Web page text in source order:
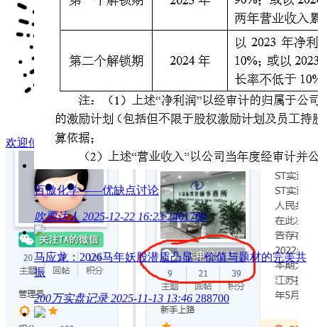
欢迎使用闽发论坛小程序
百傲化学——优缺点讨论
吹票达人 2025-12-22 16:23 2401700
马应龙：2026马年妖股潜质凸显，价值与题材的完美共
振
200万实盘记录 2025-11-13 13:46 288700